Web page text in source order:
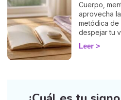
Cuerpo,
aprovecha
metódica de
despejar tu
la vuelta de
ligereza. La
Leer